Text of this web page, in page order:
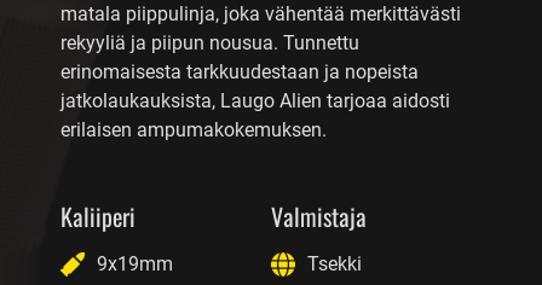
matala piippulinja, joka vähentää merkittävästi
rekyyliä ja piipun nousua. Tunnettu
erinomaisesta tarkkuudestaan ja nopeista
jatkolaukauksista, Laugo Alien tarjoaa aidosti
erilaisen ampumakokemuksen.
Kaliiperi
9x19mm
Valmistaja
Tsekki